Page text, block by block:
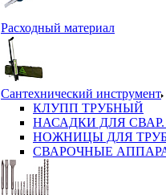
Расходный материал
Сантехнический инструмент
КЛУПП ТРУБНЫЙ
НАСАДКИ ДЛЯ
НОЖНИЦЫ ДЛЯ
СВАРОЧНЫЕ